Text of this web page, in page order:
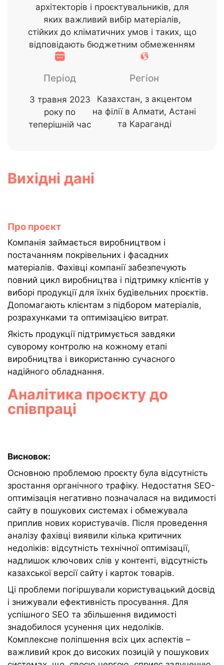
архітекторів і проєктувальників, для
яких важливий вибір матеріалів,
стійких до кліматичних умов і таких, що
відповідають бюджетним обмеженням
Період
З травня 2023
року по
теперішній час
Регіон
Казахстан, з акцентом
на філії в Алмати, Астані
та Караганді
Вихідні дані
Про проєкт
Компанія займається виробництвом і
постачанням покрівельних і фасадних
матеріалів. Фахівці компанії забезпечують
повний цикл виробництва і підтримку клієнтів у
виборі продукції для їхніх будівельних проєктів.
Допомагають клієнтам з підбором матеріалів,
розрахунками та оптимізацією витрат.
Якість продукції підтримується завдяки
суворому контролю на кожному етапі
виробництва і використанню сучасного
надійного обладнання.
Аналітика проєкту до
співпраці
Висновок:
Основною проблемою проєкту була відсутність
зростання органічного трафіку. Недостатня SEO-
оптимізація негативно позначалася на видимості
сайту в пошукових системах і обмежувала
приплив нових користувачів. Після проведення
аналізу фахівці виявили кілька критичних
недоліків: відсутність технічної оптимізації,
надлишок ключових слів у контенті, відсутність
казахської версії сайту і карток товарів.
Ці проблеми погіршували користувацький досвід
і знижували ефективність просування. Для
успішного SEO та збільшення видимості
знадобилося усунення цих недоліків.
Комплексне поліпшення всіх цих аспектів –
важливий крок до високих позицій у пошукових